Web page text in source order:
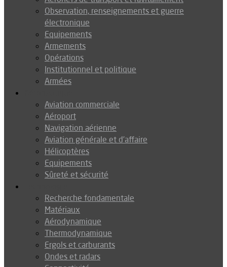
Observation, renseignements et guerre
électronique
Equipements
Armements
Opérations
Institutionnel et politique
Armées
Aviation commerciale
Aéroport
Navigation aérienne
Aviation générale et d’affaire
Hélicoptères
Equipements
Sûreté et sécurité
Recherche fondamentale
Matériaux
Aérodynamique
Thermodynamique
Ergols et carburants
Ondes et radars